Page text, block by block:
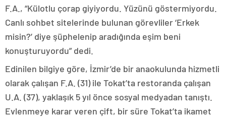
F.A., “Külotlu çorap giyiyordu. Yüzünü göstermiyordu.
Canlı sohbet sitelerinde bulunan görevliler ‘Erkek
misin?’ diye şüphelenip aradığında eşim beni
konuşturuyordu” dedi.
Edinilen bilgiye göre, İzmir’de bir anaokulunda hizmetli
olarak çalışan F.A. (31) ile Tokat’ta restoranda çalışan
U.A. (37), yaklaşık 5 yıl önce sosyal medyadan tanıştı.
Evlenmeye karar veren çift, bir süre Tokat’ta ikamet